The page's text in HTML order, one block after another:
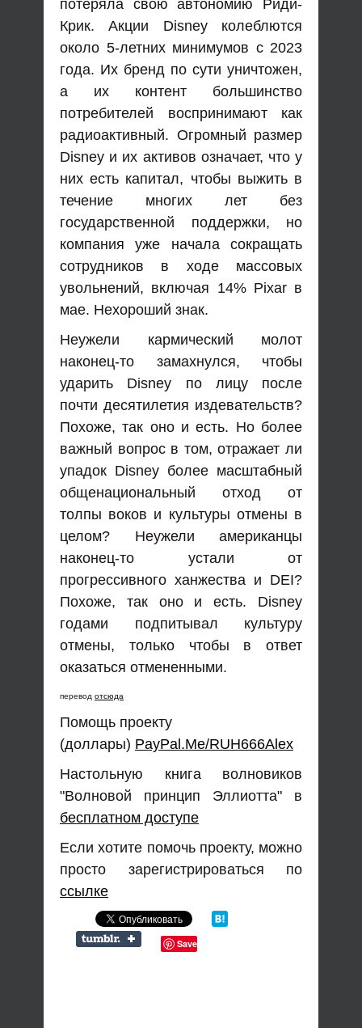
потеряла свою автономию Риди-
Крик. Акции Disney колеблются
около 5-летних минимумов с 2023
года. Их бренд по сути уничтожен,
а их контент большинство
потребителей воспринимают как
радиоактивный. Огромный размер
Disney и их активов означает, что у
них есть капитал, чтобы выжить в
течение многих лет без
государственной поддержки, но
компания уже начала сокращать
сотрудников в ходе массовых
увольнений, включая 14% Pixar в
мае. Нехороший знак.
Неужели кармический молот
наконец-то замахнулся, чтобы
ударить Disney по лицу после
почти десятилетия издевательств?
Похоже, так оно и есть. Но более
важный вопрос в том, отражает ли
упадок Disney более масштабный
общенациональный отход от
толпы воков и культуры отмены в
целом? Неужели американцы
наконец-то устали от
прогрессивного ханжества и DEI?
Похоже, так оно и есть. Disney
годами подпитывал культуру
отмены, только чтобы в ответ
оказаться отмененными.
перевод отсюда
Помощь проекту
(доллары) PayPal.Me/RUH666Alex
Настольную книга волновиков
"Волновой принцип Эллиотта" в
бесплатном доступе
Если хотите помочь проекту, можно
просто зарегистрироваться по
ссылке
Save